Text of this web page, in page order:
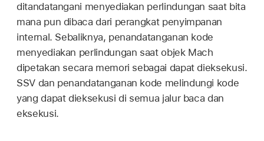
ditandatangani menyediakan perlindungan saat bita
mana pun dibaca dari perangkat penyimpanan
internal. Sebaliknya, penandatanganan kode
menyediakan perlindungan saat objek Mach
dipetakan secara memori sebagai dapat dieksekusi.
SSV dan penandatanganan kode melindungi kode
yang dapat dieksekusi di semua jalur baca dan
eksekusi.